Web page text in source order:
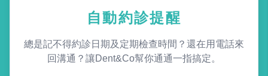
自動約診提醒
總是記不得約診日期及定期檢查時間？還在用電話來
回溝通？讓Dent&Co幫你通通一指搞定。